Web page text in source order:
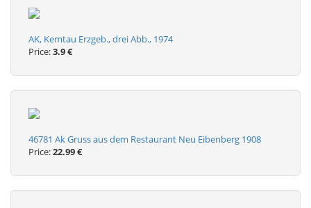
AK, Kemtau Erzgeb., drei Abb., 1974
Price:3.9 €
46781 Ak Gruss aus dem Restaurant Neu Eibenberg 1908
Price:22.99 €